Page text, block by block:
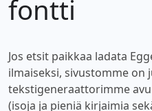
fontti
Jos etsit paikkaa ladata
ilmaiseksi, sivustomme on
tekstigeneraattorimme
(isoja ja pieniä kirjaimia